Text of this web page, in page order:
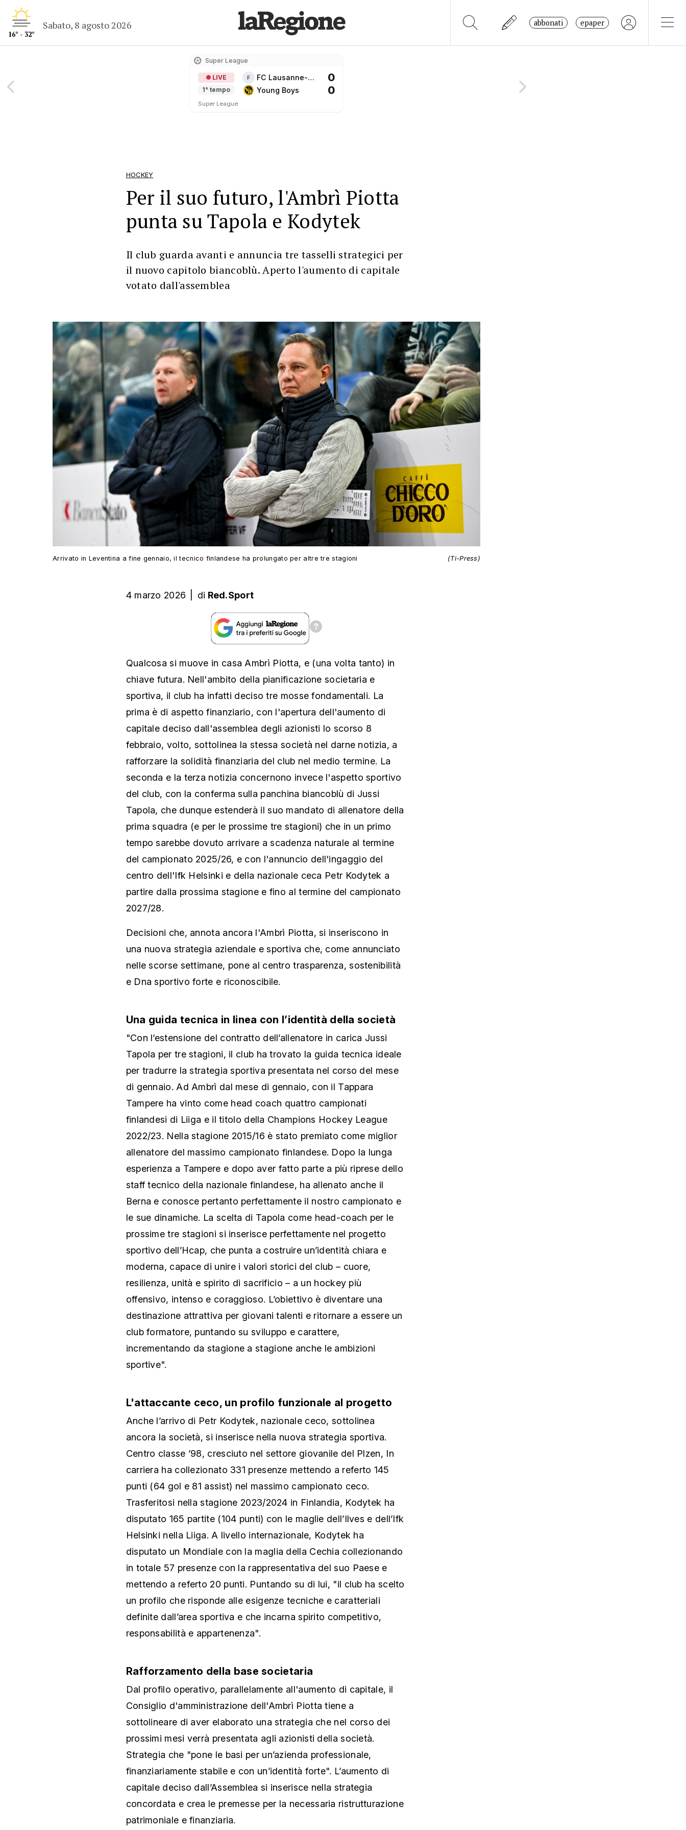
16° - 32°
Sabato, 8 agosto 2026 abbonati epaper
Super League
LIVE
1° tempo
F
FC Lausanne-
Sport
0
Young Boys 0
Super League
HOCKEY
Per il suo futuro, l'Ambrì Piotta
punta su Tapola e Kodytek
Il club guarda avanti e annuncia tre tasselli strategici per
il nuovo capitolo biancoblù. Aperto l'aumento di capitale
votato dall'assemblea
Arrivato in Leventina a fine gennaio, il tecnico finlandese ha prolungato per altre tre stagioni (Ti-Press)
4 marzo 2026 di Red.Sport
Qualcosa si muove in casa Ambrì Piotta, e (una volta tanto) in
chiave futura. Nell'ambito della pianificazione societaria e
sportiva, il club ha infatti deciso tre mosse fondamentali. La
prima è di aspetto finanziario, con l'apertura dell'aumento di
capitale deciso dall'assemblea degli azionisti lo scorso 8
febbraio, volto, sottolinea la stessa società nel darne notizia, a
rafforzare la solidità finanziaria del club nel medio termine. La
seconda e la terza notizia concernono invece l'aspetto sportivo
del club, con la conferma sulla panchina biancoblù di Jussi
Tapola, che dunque estenderà il suo mandato di allenatore della
prima squadra (e per le prossime tre stagioni) che in un primo
tempo sarebbe dovuto arrivare a scadenza naturale al termine
del campionato 2025/26, e con l'annuncio dell'ingaggio del
centro dell'Ifk Helsinki e della nazionale ceca Petr Kodytek a
partire dalla prossima stagione e fino al termine del campionato
2027/28.
Decisioni che, annota ancora l'Ambrì Piotta, si inseriscono in
una nuova strategia aziendale e sportiva che, come annunciato
nelle scorse settimane, pone al centro trasparenza, sostenibilità
e Dna sportivo forte e riconoscibile.
Una guida tecnica in linea con l’identità della società
"Con l’estensione del contratto dell’allenatore in carica Jussi
Tapola per tre stagioni, il club ha trovato la guida tecnica ideale
per tradurre la strategia sportiva presentata nel corso del mese
di gennaio. Ad Ambrì dal mese di gennaio, con il Tappara
Tampere ha vinto come head coach quattro campionati
finlandesi di Liiga e il titolo della Champions Hockey League
2022/23. Nella stagione 2015/16 è stato premiato come miglior
allenatore del massimo campionato finlandese. Dopo la lunga
esperienza a Tampere e dopo aver fatto parte a più riprese dello
staff tecnico della nazionale finlandese, ha allenato anche il
Berna e conosce pertanto perfettamente il nostro campionato e
le sue dinamiche. La scelta di Tapola come head-coach per le
prossime tre stagioni si inserisce perfettamente nel progetto
sportivo dell’Hcap, che punta a costruire un’identità chiara e
moderna, capace di unire i valori storici del club – cuore,
resilienza, unità e spirito di sacrificio – a un hockey più
offensivo, intenso e coraggioso. L’obiettivo è diventare una
destinazione attrattiva per giovani talenti e ritornare a essere un
club formatore, puntando su sviluppo e carattere,
incrementando da stagione a stagione anche le ambizioni
sportive".
L'attaccante ceco, un profilo funzionale al progetto
Anche l’arrivo di Petr Kodytek, nazionale ceco, sottolinea
ancora la società, si inserisce nella nuova strategia sportiva.
Centro classe ’98, cresciuto nel settore giovanile del Plzen, In
carriera ha collezionato 331 presenze mettendo a referto 145
punti (64 gol e 81 assist) nel massimo campionato ceco.
Trasferitosi nella stagione 2023/2024 in Finlandia, Kodytek ha
disputato 165 partite (104 punti) con le maglie dell’Ilves e dell’Ifk
Helsinki nella Liiga. A livello internazionale, Kodytek ha
disputato un Mondiale con la maglia della Cechia collezionando
in totale 57 presenze con la rappresentativa del suo Paese e
mettendo a referto 20 punti. Puntando su di lui, "il club ha scelto
un profilo che risponde alle esigenze tecniche e caratteriali
definite dall’area sportiva e che incarna spirito competitivo,
responsabilità e appartenenza".
Rafforzamento della base societaria
Dal profilo operativo, parallelamente all'aumento di capitale, il
Consiglio d'amministrazione dell'Ambrì Piotta tiene a
sottolineare di aver elaborato una strategia che nel corso dei
prossimi mesi verrà presentata agli azionisti della società.
Strategia che "pone le basi per un’azienda professionale,
finanziariamente stabile e con un’identità forte". L’aumento di
capitale deciso dall’Assemblea si inserisce nella strategia
concordata e crea le premesse per la necessaria ristrutturazione
patrimoniale e finanziaria.